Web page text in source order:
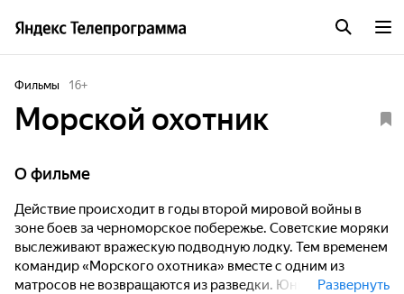
Фильмы 16+
Морской охотник
О фильме
Действие происходит в годы второй мировой войны в
зоне боев за черноморское побережье. Советские моряки
выслеживают вражескую подводную лодку. Тем временем
командир «Морского охотника» вместе с одним из
матросов не возвращаются из разведки. Юные патриотки
Развернуть